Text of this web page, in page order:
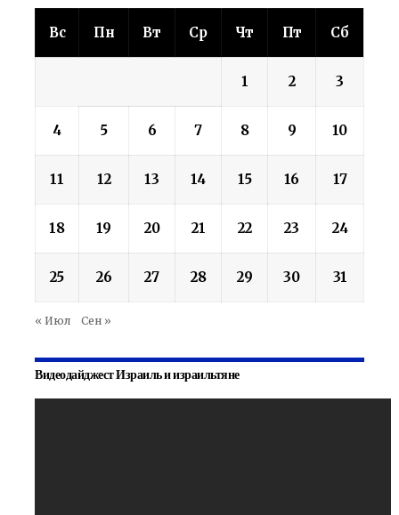
Вс Пн Вт Ср Чт Пт Сб
1 2 3
4 5 6 7 8 9 10
11 12 13 14 15 16 17
18 19 20 21 22 23 24
25 26 27 28 29 30 31
« Июл Сен »
Видеодайджест Израиль и израильтяне